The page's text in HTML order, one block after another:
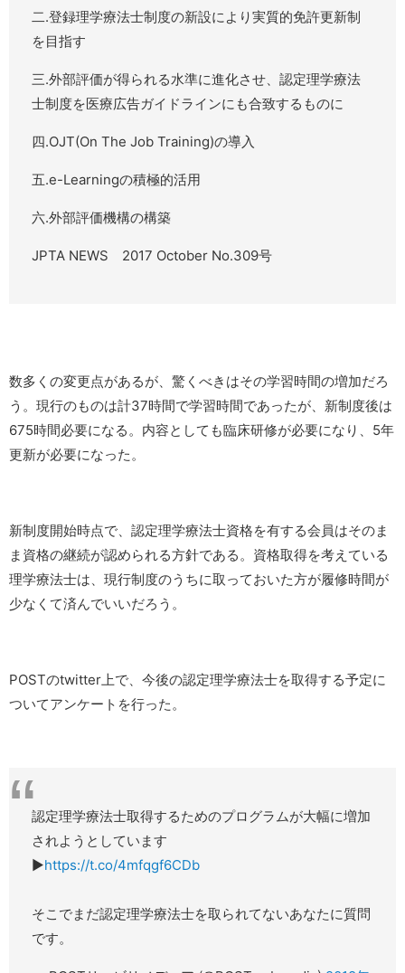
二.登録理学療法士制度の新設により実質的免許更新制
を目指す
三.外部評価が得られる水準に進化させ、認定理学療法
士制度を医療広告ガイドラインにも合致するものに
四.OJT(On The Job Training)の導入
五.e-Learningの積極的活用
六.外部評価機構の構築
JPTA NEWS 2017 October No.309号
数多くの変更点があるが、驚くべきはその学習時間の増加だろ
う。現行のものは計37時間で学習時間であったが、新制度後は
675時間必要になる。内容としても臨床研修が必要になり、5年
更新が必要になった。
新制度開始時点で、認定理学療法士資格を有する会員はそのま
ま資格の継続が認められる方針である。資格取得を考えている
理学療法士は、現行制度のうちに取っておいた方が履修時間が
少なくて済んでいいだろう。
POSTのtwitter上で、今後の認定理学療法士を取得する予定に
ついてアンケートを行った。
認定理学療法士取得するためのプログラムが大幅に増加
されようとしています
▶︎https://t.co/4mfqgf6CDb
そこでまだ認定理学療法士を取られてないあなたに質問
です。